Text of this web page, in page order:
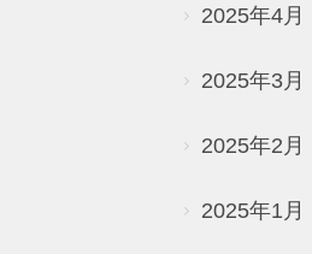
2025年4月
2025年3月
2025年2月
2025年1月